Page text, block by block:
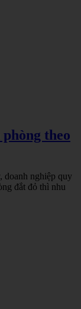
theo
doanh nghiệp quy
đắt đỏ thì nhu